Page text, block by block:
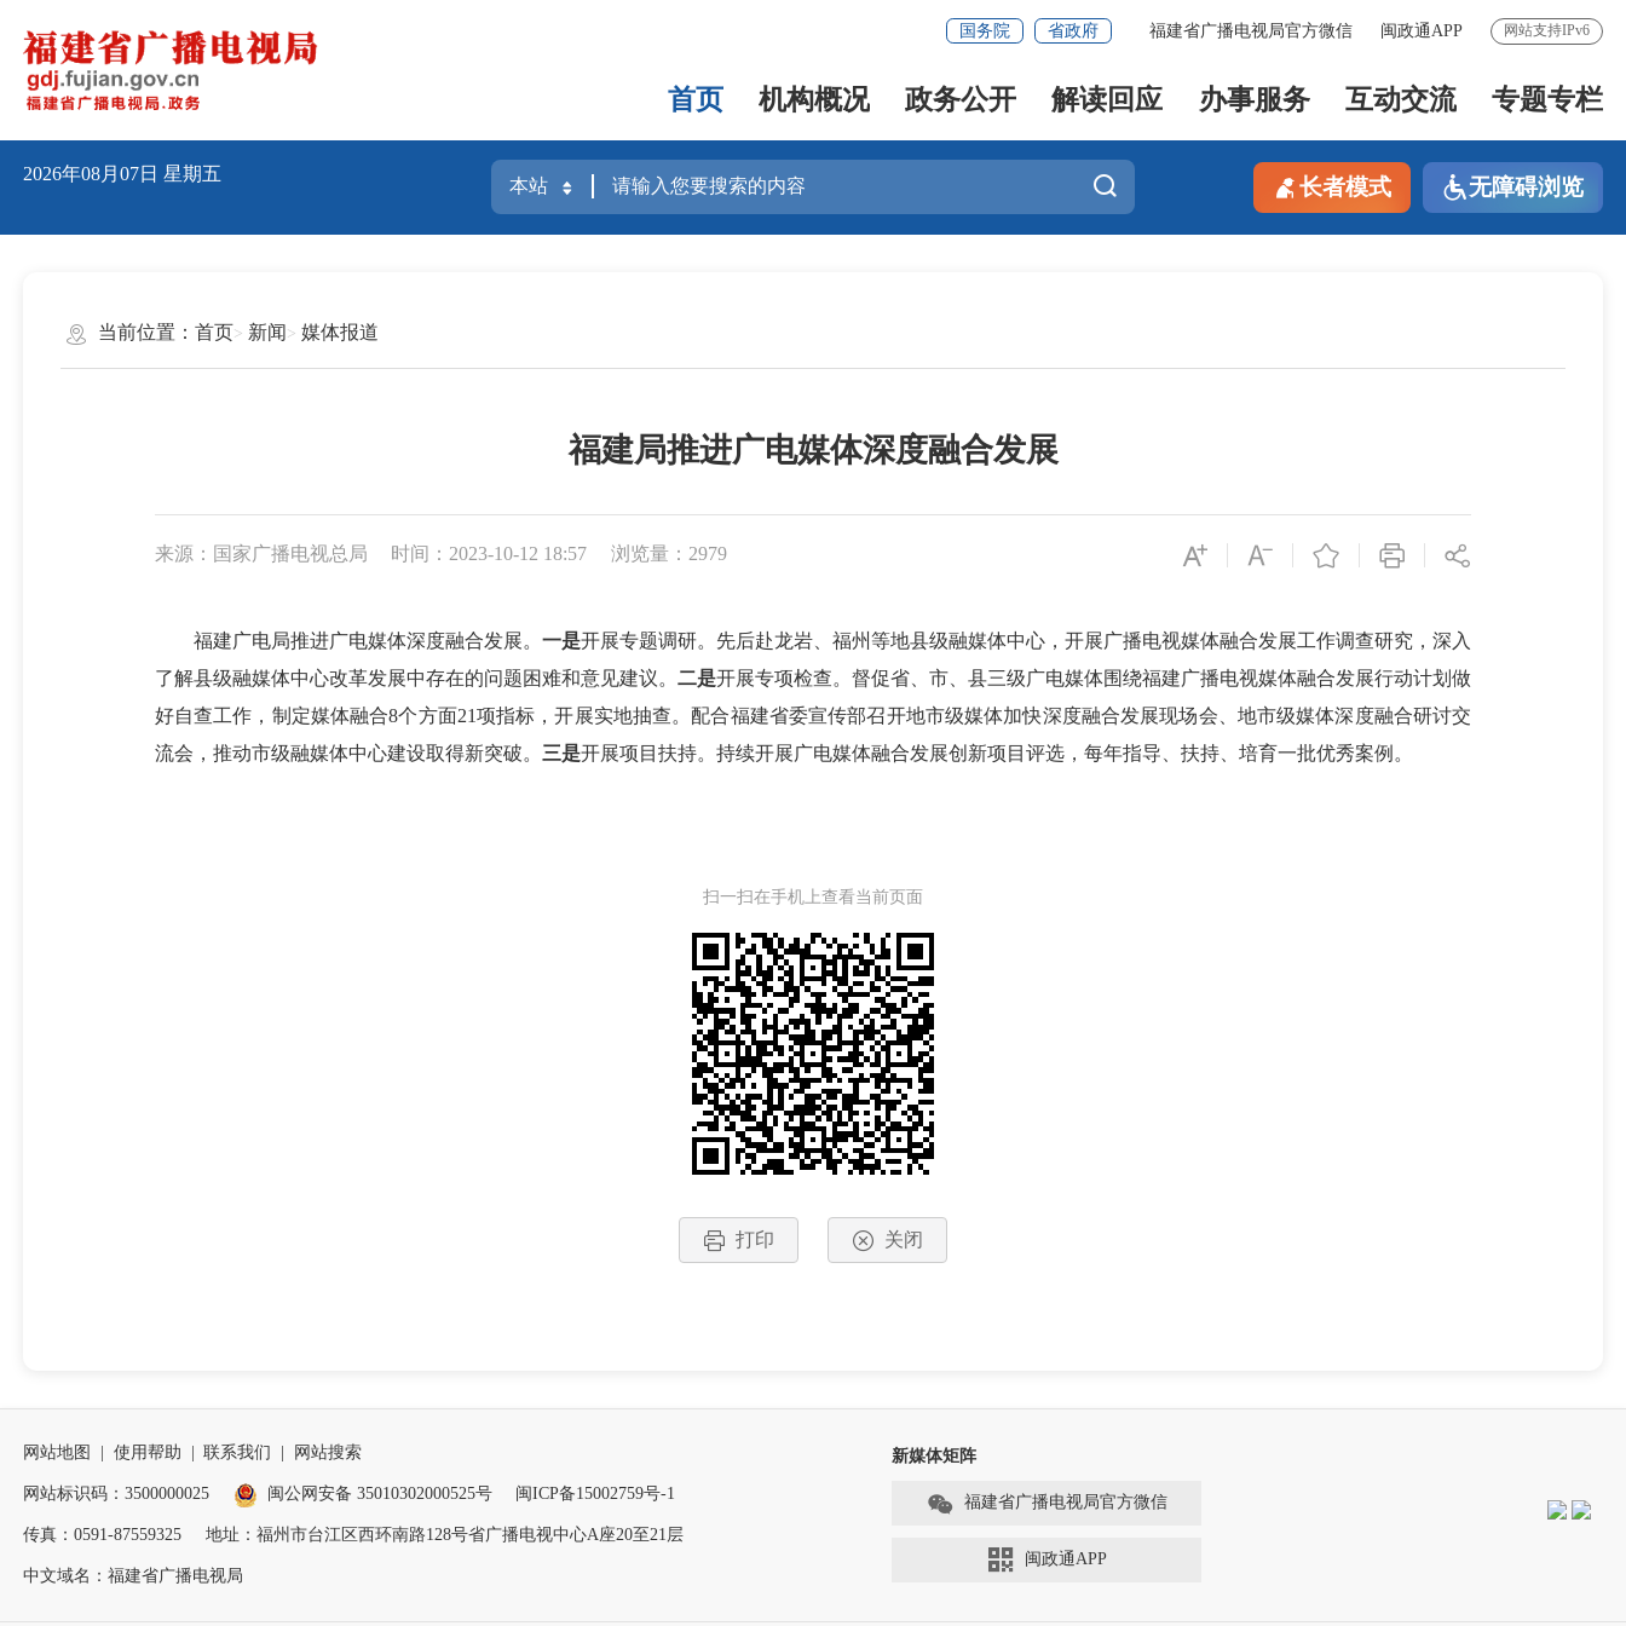
国务院 省政府 福建省广播电视局官方微信 闽政通APP 网站支持IPv6
首页 机构概况 政务公开 解读回应 办事服务 互动交流 专题专栏
2026年08月07日 星期五
长者模式 无障碍浏览
当前位置： 首页 新闻 媒体报道
福建局推进广电媒体深度融合发展
来源：国家广播电视总局 时间：2023-10-12 18:57 浏览量：2979
福建广电局推进广电媒体深度融合发展。 一是开展专题调研。先后赴龙岩、福州等地县级融媒体中心，开展广播电视媒体融合发展工作调查研究，深入
了解县级融媒体中心改革发展中存在的问题困难和意见建议。 二是开展专项检查。督促省、市、县三级广电媒体围绕福建广播电视媒体融合发展行动计划做
好自查工作，制定媒体融合8个方面21项指标，开展实地抽查。配合福建省委宣传部召开地市级媒体加快深度融合发展现场会、地市级媒体深度融合研讨交
流会，推动市级融媒体中心建设取得新突破。 三是开展项目扶持。持续开展广电媒体融合发展创新项目评选，每年指导、扶持、培育一批优秀案例。
扫一扫在手机上查看当前页面
打印 关闭
网站地图 使用帮助 联系我们 网站搜索
网站标识码：3500000025 闽公网安备 35010302000525号 闽ICP备15002759号-1
传真：0591-87559325 地址：福州市台江区西环南路128号省广播电视中心A座20至21层
中文域名：福建省广播电视局
新媒体矩阵
福建省广播电视局官方微信
闽政通APP